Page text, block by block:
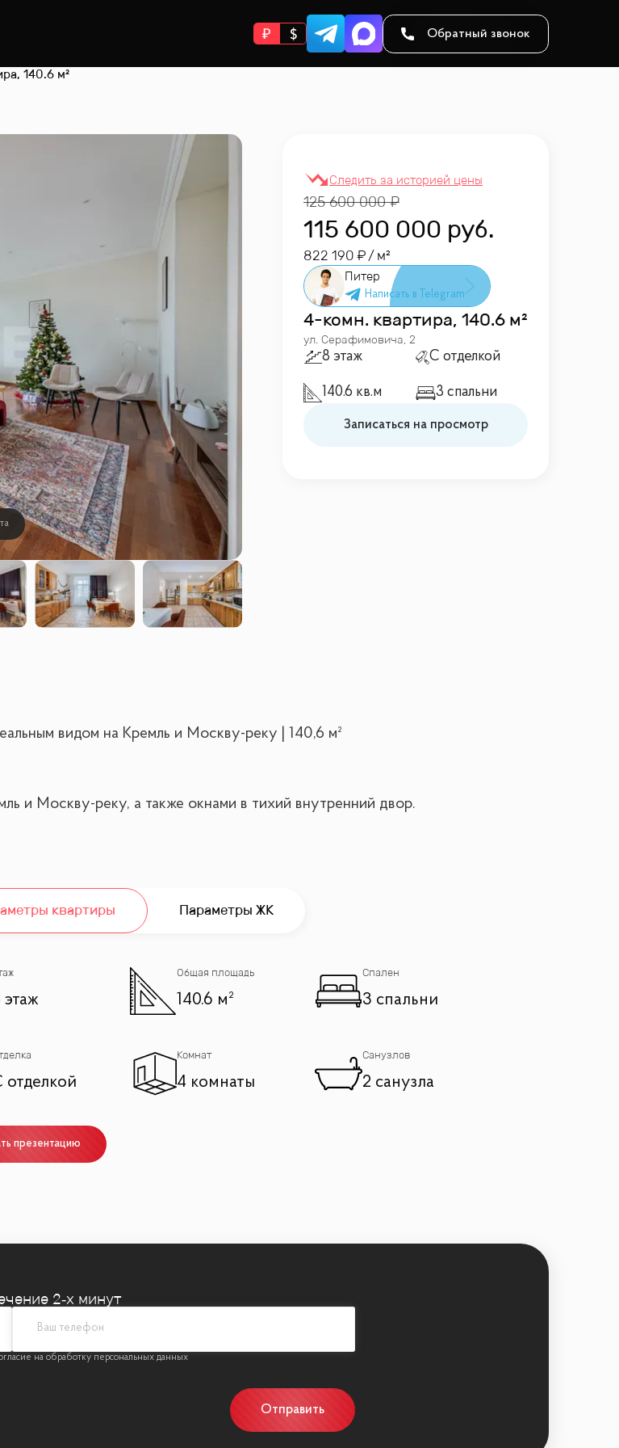
Обратный звонок
140.6 м²
125 600 000
115 600 000 руб.
822 190 / м²
Питер
4-комн. квартира, 140.6 м²
ул. Серафимовича, 2
8 этаж С отделкой
140.6 кв.м 3 спальни
Записаться на просмотр
видом на Кремль и Москву-реку | 140,6 м²
и Москву-реку, а также окнами в тихий внутренний двор.
видом на Кремль и Москву-реку
внутренний двор
вложений
квартиры Параметры ЖК
этаж
Общая площадь
140.6 м²
Спален
3 спальни
отделкой
Комнат
4 комнаты
Санузлов
2 санузла
презентацию
2‑х минут
Отправить